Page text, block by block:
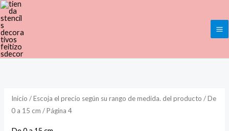
Ir
al
contenido
Inicio / Escoja el precio según su rango de medida. del producto /De
0 a 15 cm / Página 4